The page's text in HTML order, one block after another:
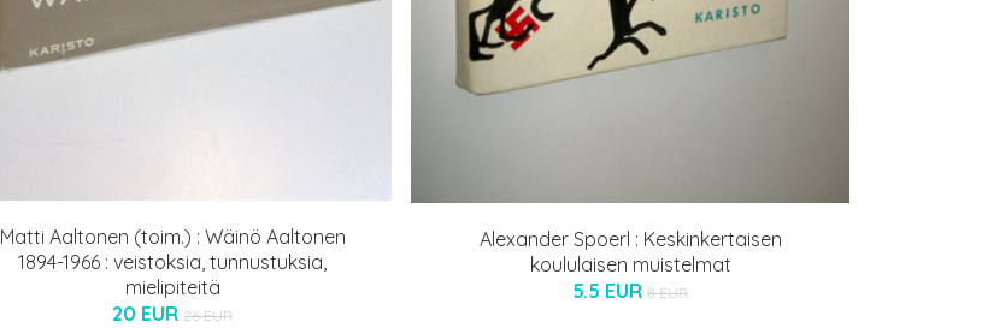
Matti Aaltonen (toim.) : Wäinö Aaltonen
1894-1966 : veistoksia, tunnustuksia,
mielipiteitä
20 EUR 26 EUR
Alexander Spoerl : Keskinkertaisen
koululaisen muistelmat
5.5 EUR 8 EUR